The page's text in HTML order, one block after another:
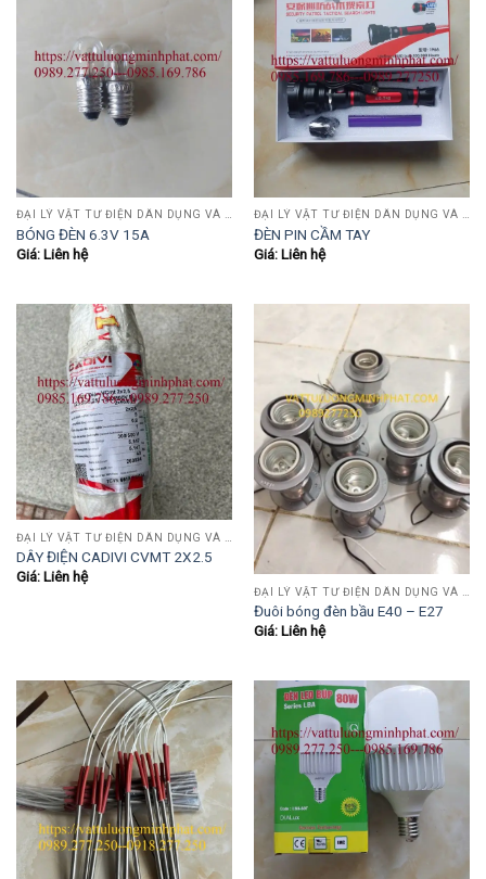
ĐẠI LÝ VẬT TƯ ĐIỆN DÂN DỤNG VÀ CÔNG NGHIỆP , TỰ ĐỘNG HÓA.....
BÓNG ĐÈN 6.3V 15A
Giá: Liên hệ
ĐẠI LÝ VẬT TƯ ĐIỆN DÂN DỤNG VÀ CÔNG NGHIỆP , TỰ ĐỘNG HÓA.....
ĐÈN PIN CẦM TAY
Giá: Liên hệ
DÂY ĐIỆN CADIVI CVMT 2X2.5
Giá: Liên hệ
Đuôi bóng đèn bầu E40 – E27
Giá: Liên hệ